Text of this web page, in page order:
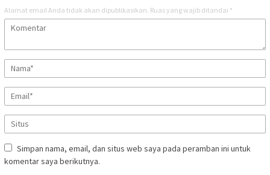
Alamat email Anda tidak akan dipublikasikan. Ruas yang wajib ditandai *
Simpan nama, email, dan situs web saya pada peramban ini untuk
komentar saya berikutnya.